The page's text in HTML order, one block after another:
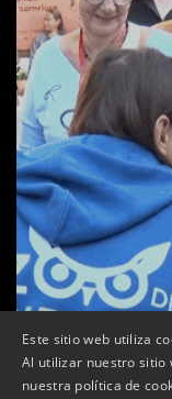
Tàrrega
Este sitio web utiliza
Al utilizar nuestro sitio
nuestra política de